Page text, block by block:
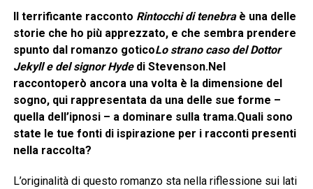
Il terrificante racconto Rintocchi di tenebra è una delle
storie che ho più apprezzato, e che sembra prendere
spunto dal romanzo goticoLo strano caso del Dottor
Jekyll e del signor Hydedi Stevenson.Nel
raccontoperò ancora una volta è la dimensione del
sogno, qui rappresentata da una delle sue forme –
quella dell’ipnosi – a dominare sulla trama.Quali sono
state le tue fonti di ispirazione per i racconti presenti
nella raccolta?
L’originalità di questo romanzo sta nella riflessione sui lati